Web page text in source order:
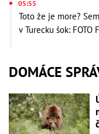
05:55
Toto že je more?
v Turecku šok:
DOMÁCE